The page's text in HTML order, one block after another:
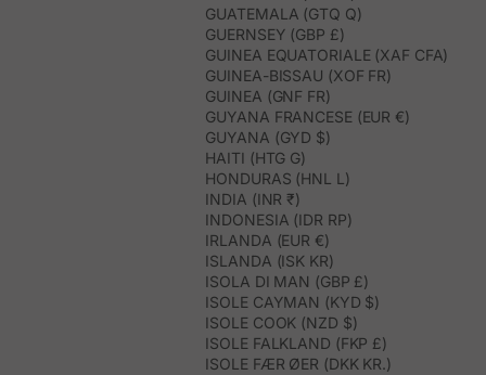
GUATEMALA (GTQ Q)
GUERNSEY (GBP £)
GUINEA EQUATORIALE (XAF CFA)
GUINEA-BISSAU (XOF FR)
GUINEA (GNF FR)
GUYANA FRANCESE (EUR €)
GUYANA (GYD $)
HAITI (HTG G)
HONDURAS (HNL L)
INDIA (INR ₹)
INDONESIA (IDR RP)
IRLANDA (EUR €)
ISLANDA (ISK KR)
ISOLA DI MAN (GBP £)
ISOLE CAYMAN (KYD $)
ISOLE COOK (NZD $)
ISOLE FALKLAND (FKP £)
ISOLE FÆR ØER (DKK KR.)